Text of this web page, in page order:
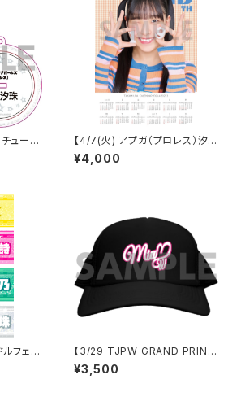
ューム
ルダー
【4/7(火) アプガ（プロレス）汐
珠生誕】 A3カレンダーポスター
（サイン付き）
¥4,000
フェイ
【3/29 TJPW GRAND PRINC
ESS '26】 未詩ロゴチャップ
¥3,500